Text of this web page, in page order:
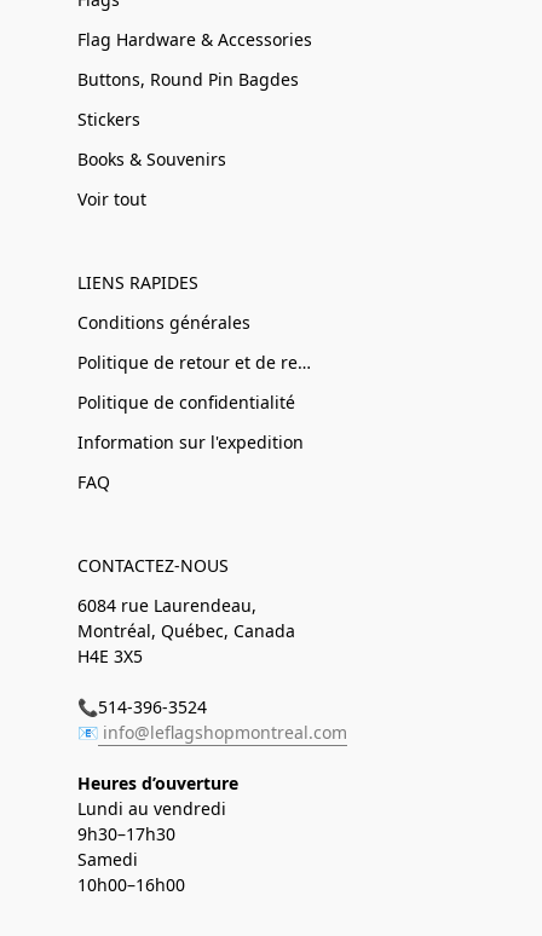
Flag Hardware & Accessories
Buttons, Round Pin Bagdes
Stickers
Books & Souvenirs
Voir tout
LIENS RAPIDES
Conditions générales
Politique de retour et de remboursement
Politique de confidentialité
Information sur l'expedition
FAQ
CONTACTEZ-NOUS
6084 rue Laurendeau,
Montréal, Québec, Canada
H4E 3X5
📞514-396-3524
📧 info@leflagshopmontreal.com
Heures d’ouverture
Lundi au vendredi
9h30–17h30
Samedi
10h00–16h00